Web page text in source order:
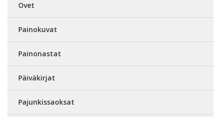
Ovet
Painokuvat
Painonastat
Päiväkirjat
Pajunkissaoksat